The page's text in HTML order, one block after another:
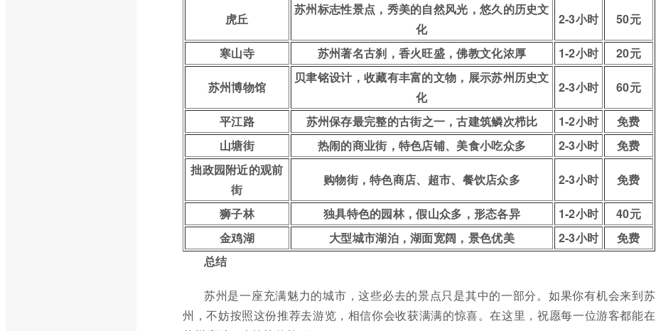
虎丘
苏州标志性景点，秀美的自然风光，悠久的历史文
化
2-3小时 50元
寒山寺 苏州著名古刹，香火旺盛，佛教文化浓厚 1-2小时 20元
苏州博物馆
贝聿铭设计，收藏有丰富的文物，展示苏州历史文
化
2-3小时 60元
平江路 苏州保存最完整的古街之一，古建筑鳞次栉比 1-2小时
免费
山塘街
热闹的商业街，特色店铺、美食小吃众多 2-3小时
免费
拙政园附近的观前
街
购物街，特色商店、超市、餐饮店众多 2-3小时 免费
狮子林 独具特色的园林，假山众多，形态各异 1-2小时
40元
金鸡湖
大型城市湖泊，湖面宽阔，景色优美 2-3小时
免费
总结
苏州是一座充满魅力的城市，这些必去的景点只是其中的一部分。如果你有机会来到苏
州，不妨按照这份推荐去游览，相信你会收获满满的惊喜。在这里，祝愿每一位游客都能在